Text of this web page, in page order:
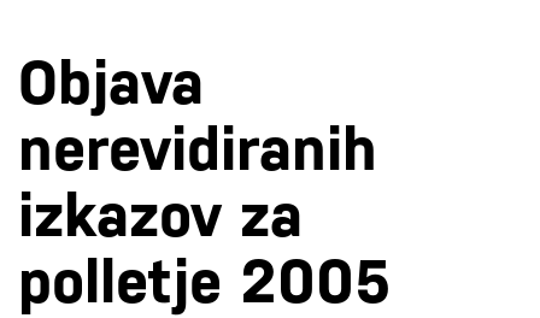
Objava
nerevidiranih
izkazov za
polletje 2005